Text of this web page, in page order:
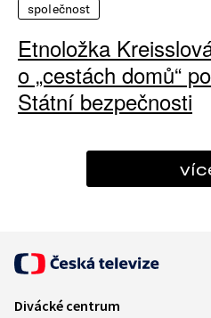
společnost
Etnoložka
o „cestách domů“
Státní bezpečnosti